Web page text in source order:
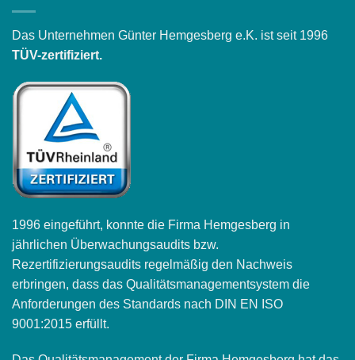
Das Unternehmen Günter Hemgesberg e.K. ist seit 1996
TÜV-zertifiziert.
1996 eingeführt, konnte die Firma Hemgesberg in
jährlichen Überwachungsaudits bzw.
Rezertifizierungsaudits regelmäßig den Nachweis
erbringen, dass das Qualitätsmanagementsystem die
Anforderungen des Standards nach DIN EN ISO
9001:2015 erfüllt.